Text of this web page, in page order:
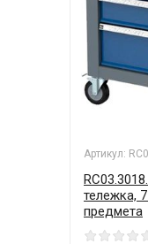
Артикул:
тележка,
предмета